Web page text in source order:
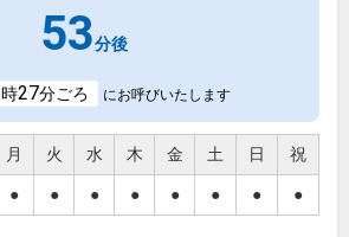
53分後
時27分ごろ にお呼びいたします
月 火 水 木 金 土 日 祝
● ● ● ● ● ● ● ●